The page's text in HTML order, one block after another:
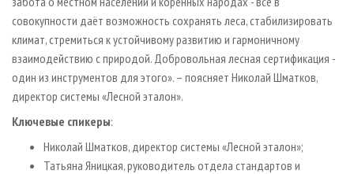
совокупности даёт возможность сохранять леса, стабилизировать
климат, стремиться к устойчивому развитию и гармоничному
взаимодействию с природой. Добровольная лесная сертификация -
один из инструментов для этого». – поясняет Николай Шматков,
директор системы «Лесной эталон».
Ключевые спикеры:
Николай Шматков, директор системы «Лесной эталон»;
Татьяна Яницкая, руководитель отдела стандартов и